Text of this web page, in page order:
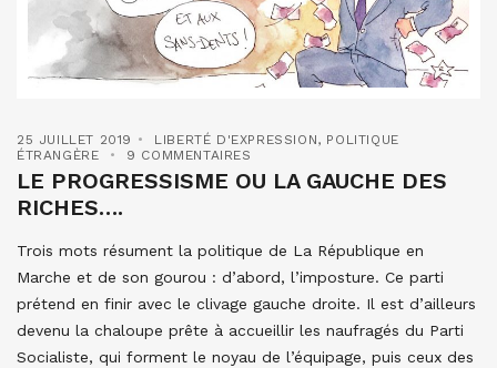
25 JUILLET 2019 LIBERTÉ D'EXPRESSION, POLITIQUE
ÉTRANGÈRE
9 COMMENTAIRES
LE PROGRESSISME OU LA GAUCHE DES
RICHES….
Trois mots résument la politique de La République en
Marche et de son gourou : d’abord, l’imposture. Ce parti
prétend en finir avec le clivage gauche droite. Il est d’ailleurs
devenu la chaloupe prête à accueillir les naufragés du Parti
Socialiste, qui forment le noyau de l’équipage, puis ceux des